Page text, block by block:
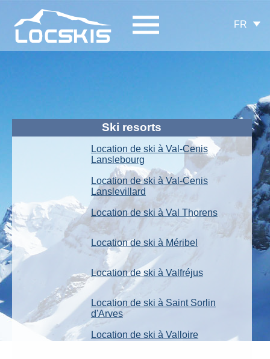
FR
Ski resorts
Location de ski à Val-Cenis
Lanslebourg
Location de ski à Val-Cenis
Lanslevillard
Location de ski à Val Thorens
Location de ski à Méribel
Location de ski à Valfréjus
Location de ski à Saint Sorlin
d'Arves
Location de ski à Valloire